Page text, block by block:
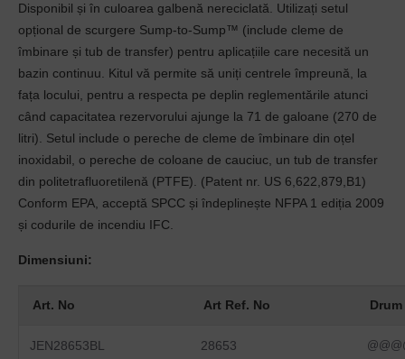
Disponibil și în culoarea galbenă nereciclată. Utilizați setul
opțional de scurgere Sump-to-Sump™ (include cleme de
îmbinare și tub de transfer) pentru aplicațiile care necesită un
bazin continuu. Kitul vă permite să uniți centrele împreună, la
fața locului, pentru a respecta pe deplin reglementările atunci
când capacitatea rezervorului ajunge la 71 de galoane (270 de
litri). Setul include o pereche de cleme de îmbinare din oțel
inoxidabil, o pereche de coloane de cauciuc, un tub de transfer
din politetrafluoretilenă (PTFE). (Patent nr. US 6,622,879,B1)
Conform EPA, acceptă SPCC și îndeplinește NFPA 1 ediția 2009
și codurile de incendiu IFC.
Dimensiuni:
Art. No Art Ref. No
JEN28653BL 28653